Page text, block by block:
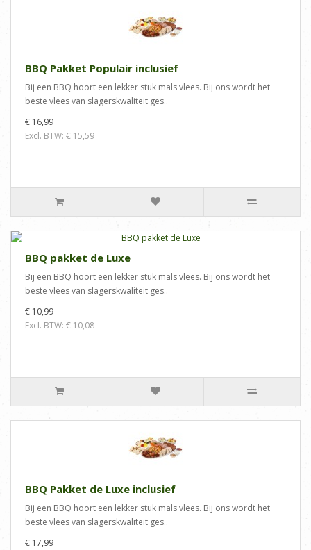
BBQ Pakket Populair inclusief
Bij een BBQ hoort een lekker stuk mals vlees. Bij ons wordt het
beste vlees van slagerskwaliteit ges..
€ 16,99
Excl. BTW: € 15,59
BBQ pakket de Luxe
Bij een BBQ hoort een lekker stuk mals vlees. Bij ons wordt het
beste vlees van slagerskwaliteit ges..
€ 10,99
Excl. BTW: € 10,08
BBQ Pakket de Luxe inclusief
Bij een BBQ hoort een lekker stuk mals vlees. Bij ons wordt het
beste vlees van slagerskwaliteit ges..
€ 17,99